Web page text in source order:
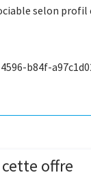
selon profil
b84f-
offre